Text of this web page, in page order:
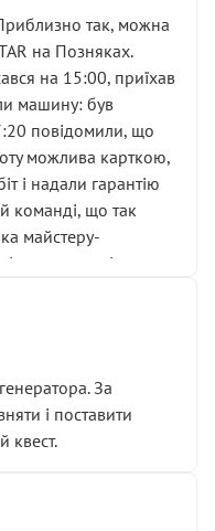
Раніше міняв у
хороше
гайок під
це “старі гайки, які
( надіюсь
дрібниці вже не
і саме її цей сервіс
сервіс працює не
так, можна
на Позняках.
на 15:00, приїхав
машину: був
повідомили, що
можлива карткою,
і надали гарантію
команді, що так
майстеру-
та по суті.
За
і поставити
квест.